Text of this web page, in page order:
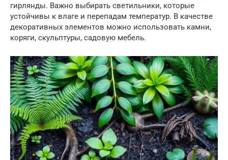
гирлянды. Важно выбирать светильники, которые
устойчивы к влаге и перепадам температур. В качестве
декоративных элементов можно использовать камни,
коряги, скульптуры, садовую мебель.